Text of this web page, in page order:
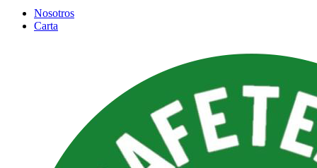
Nosotros
Carta